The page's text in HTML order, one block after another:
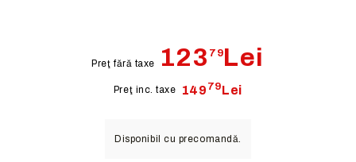
Preţ fără taxe 123 79Lei
Preţ inc. taxe 149 79Lei
Disponibil cu precomandă.